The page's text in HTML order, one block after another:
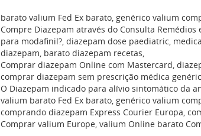
barato valium Fed Ex barato, genérico valium
Compre Diazepam através do Consulta
para modafinil?, diazepam dose paediatric,
diazepam, barato diazepam recetas,
Comprar diazepam Online com Mastercard,
comprar diazepam sem prescrição médica
O Diazepam indicado para alívio sintomático da
valium barato Fed Ex barato, genérico valium
comprando diazepam Express Courier Europa,
Comprar valium Europe, valium Online barato